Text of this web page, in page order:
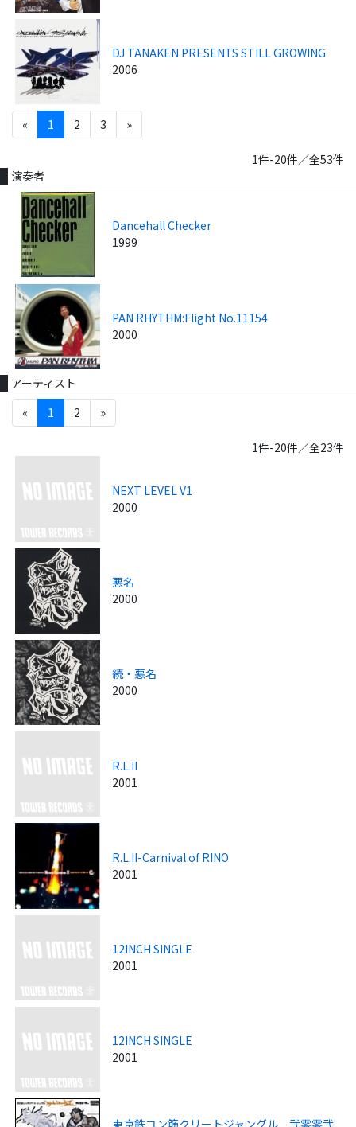
DJ TANAKEN PRESENTS STILL GROWING
2006
« 1 2 3 »
1件-20件／全53件
演奏者
Dancehall Checker
1999
PAN RHYTHM:Flight No.11154
2000
アーティスト
«
1 2 »
1件-20件／全23件
NEXT LEVEL V1
2000
悪名
2000
続・悪名
2000
R.L.II
2001
R.L.II-Carnival of RINO
2001
12INCH SINGLE
2001
12INCH SINGLE
2001